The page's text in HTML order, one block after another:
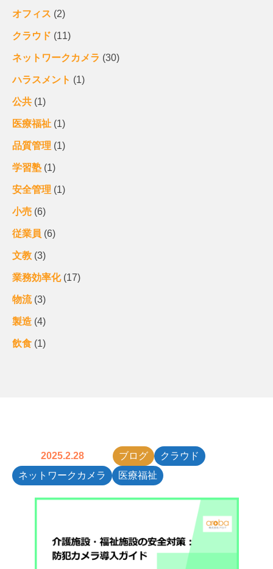
オフィス (2)
クラウド (11)
ネットワークカメラ (30)
ハラスメント (1)
公共 (1)
医療福祉 (1)
品質管理 (1)
学習塾 (1)
安全管理 (1)
小売 (6)
従業員 (6)
文教 (3)
業務効率化(17)
物流(3)
製造 (4)
飲食 (1)
2025.2.28 ブログ
クラウド
ネットワークカメラ
医療福祉